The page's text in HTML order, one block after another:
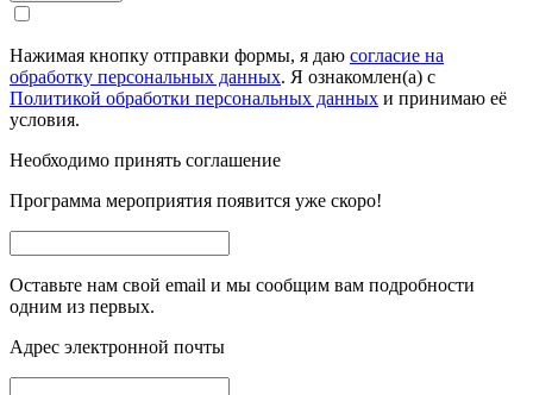
Нажимая кнопку отправки формы, я даю согласие на
обработку персональных данных. Я ознакомлен(а) с
Политикой обработки персональных данных и принимаю её
условия.
Необходимо принять соглашение
Программа мероприятия появится уже скоро!
Оставьте нам свой email и мы сообщим вам подробности
одним из первых.
Адрес электронной почты